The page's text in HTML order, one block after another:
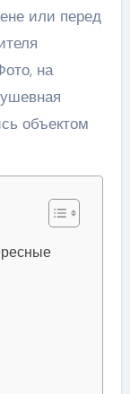
или перед
на
объектом